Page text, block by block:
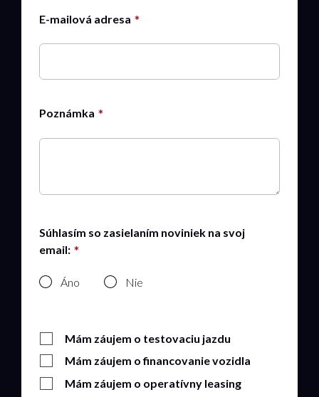
E-mailová adresa
Poznámka
Súhlasím so zasielaním noviniek na svoj
email:
Áno Nie
Mám záujem o testovaciu jazdu
Mám záujem o financovanie vozidla
Mám záujem o operatívny leasing